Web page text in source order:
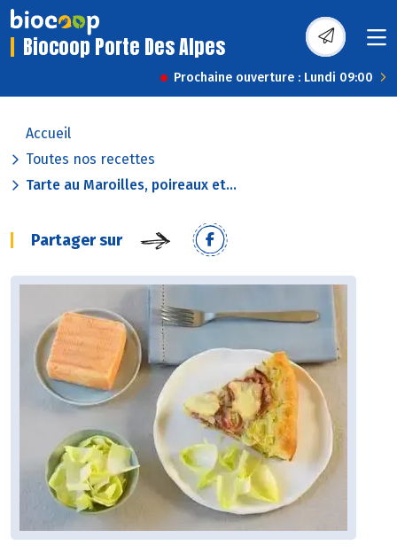
Biocoop Porte Des Alpes
Prochaine ouverture : Lundi 09:00
Accueil
Toutes nos recettes
Tarte au Maroilles, poireaux et...
Partager sur